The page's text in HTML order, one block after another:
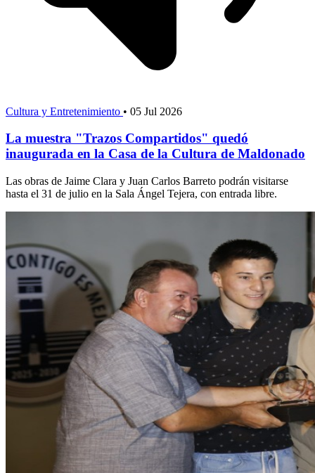
Cultura y Entretenimiento • 05 Jul 2026
La muestra "Trazos Compartidos" quedó
inaugurada en la Casa de la Cultura de Maldonado
Las obras de Jaime Clara y Juan Carlos Barreto podrán visitarse
hasta el 31 de julio en la Sala Ángel Tejera, con entrada libre.